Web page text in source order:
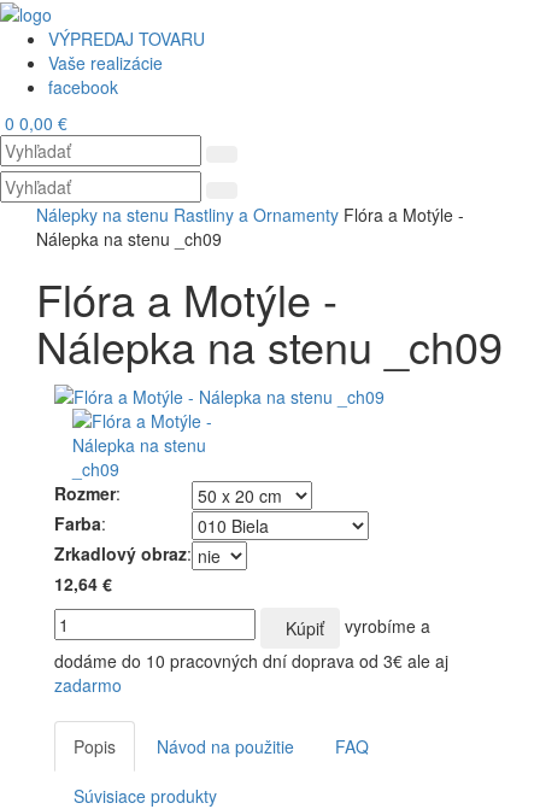
VÝPREDAJ TOVARU
Vaše realizácie
facebook
0 0,00 €
Nálepky na stenu Rastliny a Ornamenty Flóra a Motýle -
Nálepka na stenu _ch09
Flóra a Motýle -
Nálepka na stenu _ch09
Rozmer:
Farba:
Zrkadlový obraz:
12,64 €
Kúpiť
vyrobíme a
dodáme do 10 pracovných dní doprava od 3€ ale aj
zadarmo
Popis Návod na použitie FAQ
Súvisiace produkty